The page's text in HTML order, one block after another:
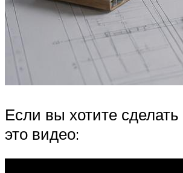
Если вы хотите сделать
это видео: